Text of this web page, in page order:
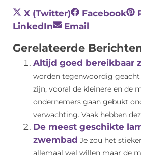
X (Twitter) Facebook
LinkedIn
Email
Gerelateerde
Altijd goed bereikbaar
worden tegenwoordig
zijn, vooral de kleinere en de
ondernemers gaan gebukt
verwachting. Vaak hebben
De meest geschikte
zwembad Je zou het
allemaal wel willen maar de